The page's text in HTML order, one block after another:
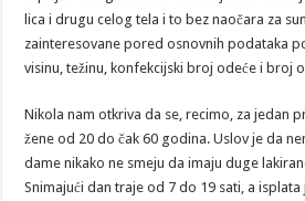
lica i drugu celog tela i to bez naočara za
zainteresovane pored osnovnih podataka
visinu, težinu, konfekcijski broj odeće i broj
Nikola nam otkriva da se, recimo, za jedan
žene od 20 do čak 60 godina. Uslov je da
dame nikako ne smeju da imaju duge
Snimajući dan traje od 7 do 19 sati, a